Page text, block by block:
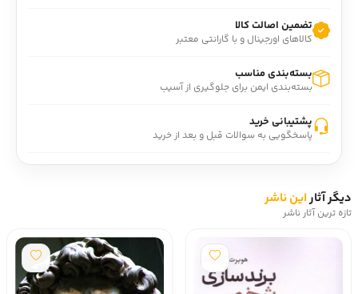
تضمین اصالت کالا
کالاهای اورجینال و با گارانتی معتبر
بسته‌بندی مناسب
بسته‌بندی ایمن برای جلوگیری از آسیب
پشتیبانی خرید
پاسخگویی به سوالات قبل و بعد از خرید
دیگر آثاراین ناشر
تازه ترین آثار ناشر